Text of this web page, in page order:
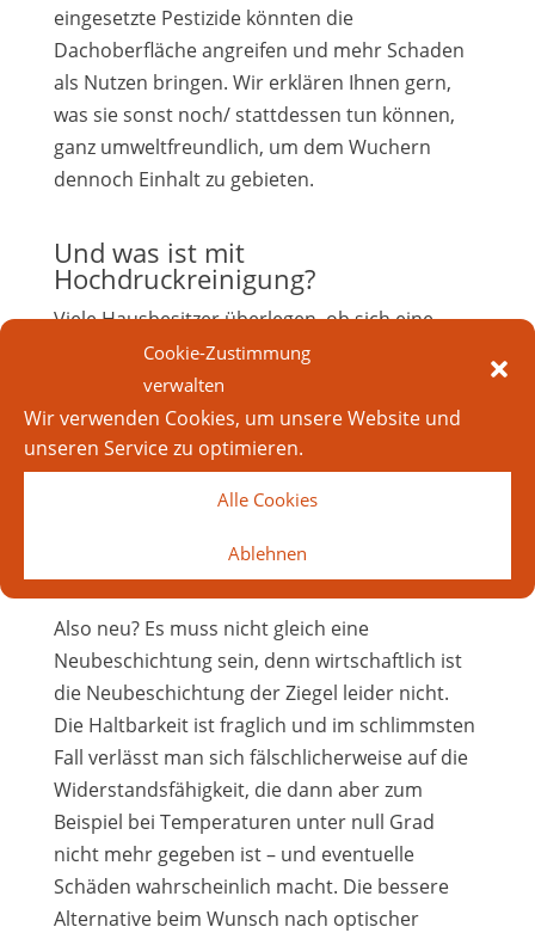
Cookie-Zustimmung
verwalten
Wir verwenden Cookies, um unsere Website und
unseren Service zu optimieren.
Alle Cookies
Ablehnen
eingesetzte Pestizide könnten die
Dachoberfläche angreifen und mehr Schaden
als Nutzen bringen. Wir erklären Ihnen gern,
was sie sonst noch/ stattdessen tun können,
ganz umweltfreundlich, um dem Wuchern
dennoch Einhalt zu gebieten.
Und was ist mit
Hochdruckreinigung?
Viele Hausbesitzer überlegen, ob sich eine
Hochdruckreinigung lohnen würde … Auch
dieses Verfahren ist nur etwas für Fachleute.
Denn wird das Dach mit Hochdruckreinigern
behandelt, kann auch hier die die Oberfläche
der Dacheindeckung beschädigt werden. Und
die gut gemeinte aber inkorrekte Handhabung
hat mitunter unschöne Wasserschäden
unterhalb der Eindeckung zur Folge.
Also neu? Es muss nicht gleich eine
Neubeschichtung sein, denn wirtschaftlich ist
die Neubeschichtung der Ziegel leider nicht.
Die Haltbarkeit ist fraglich und im schlimmsten
Fall verlässt man sich fälschlicherweise auf die
Widerstandsfähigkeit, die dann aber zum
Beispiel bei Temperaturen unter null Grad
nicht mehr gegeben ist – und eventuelle
Schäden wahrscheinlich macht. Die bessere
Alternative beim Wunsch nach optischer